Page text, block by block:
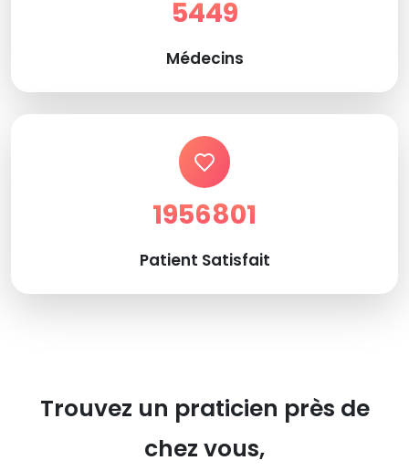
5449
Médecins
1956801
Patient Satisfait
Trouvez un praticien près de
chez vous,